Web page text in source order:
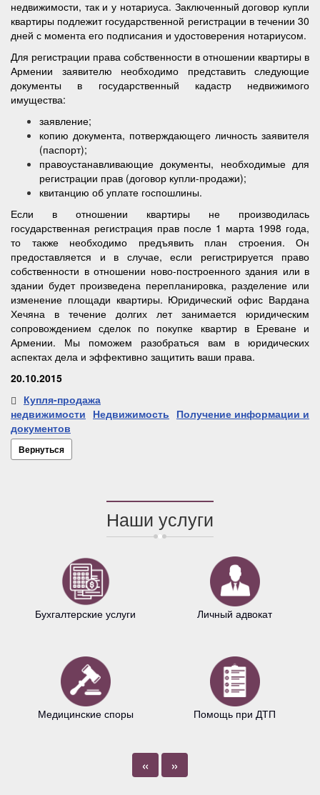
недвижимости, так и у нотариуса. Заключенный договор купли
квартиры подлежит государственной регистрации в течении 30
дней с момента его подписания и удостоверения нотариусом.
Для регистрации права собственности в отношении квартиры в
Армении заявителю необходимо представить следующие
документы в государственный кадастр недвижимого
имущества:
заявление;
копию документа, потверждающего личность заявителя
(паспорт);
правоустанавливающие документы, необходимые для
регистрации прав (договор купли-продажи);
квитанцию об уплате госпошлины.
Если в отношении квартиры не производилась
государственная регистрация прав после 1 марта 1998 года,
то также необходимо предъявить план строения. Он
предоставляется и в случае, если регистрируется право
собственности в отношении ново-построенного здания или в
здании будет произведена перепланировка, разделение или
изменение площади квартиры. Юридический офис Вардана
Хечяна в течение долгих лет занимается юридическим
сопровождением сделок по покупке квартир в Ереване и
Армении. Мы поможем разобраться вам в юридических
аспектах дела и эффективно защитить ваши права.
20.10.2015
Купля-продажа
недвижимости Недвижимость Получение информации и
документов
Вернуться
Наши услуги
Бухгалтерские услуги
Медицинские споры
Личный адвокат
Помощь при ДТП
« »